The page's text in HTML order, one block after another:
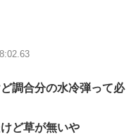
調合分の水冷弾って必
ど草が無いや